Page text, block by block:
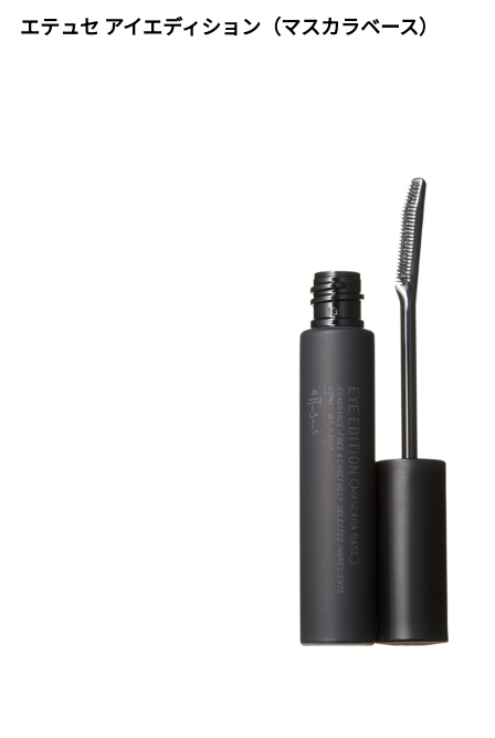
エテュセ アイエディション（マスカラベース）